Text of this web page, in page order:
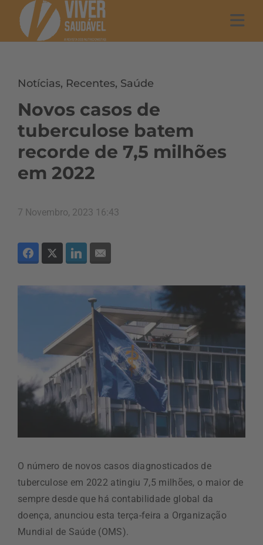
Notícias, Recentes, Saúde
Novos casos de
tuberculose batem
recorde de 7,5 milhões
em 2022
7 Novembro, 2023 16:43
O número de novos casos diagnosticados de
tuberculose em 2022 atingiu 7,5 milhões, o maior de
sempre desde que há contabilidade global da
doença, anunciou esta terça-feira a Organização
Mundial de Saúde (OMS).